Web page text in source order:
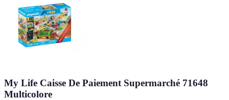
My Life Caisse De Paiement Supermarché 71648
Multicolore